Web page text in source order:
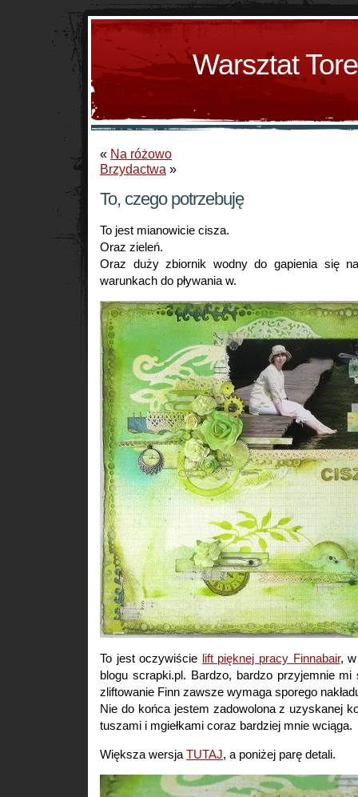
Warsztat
« Na różowo
Brzydactwa »
To, czego potrzebuję
To jest mianowicie cisza.
Oraz zieleń.
Oraz duży zbiornik wodny do gapienia się
warunkach do pływania w.
To jest oczywiście lift pięknej pracy Finnabair, w
blogu scrapki.pl. Bardzo, bardzo przyjemnie mi
zliftowanie Finn zawsze wymaga sporego
Nie do końca jestem zadowolona z uzyskanej
tuszami i mgiełkami coraz bardziej mnie wciąga.
Większa wersja TUTAJ, a poniżej parę detali.